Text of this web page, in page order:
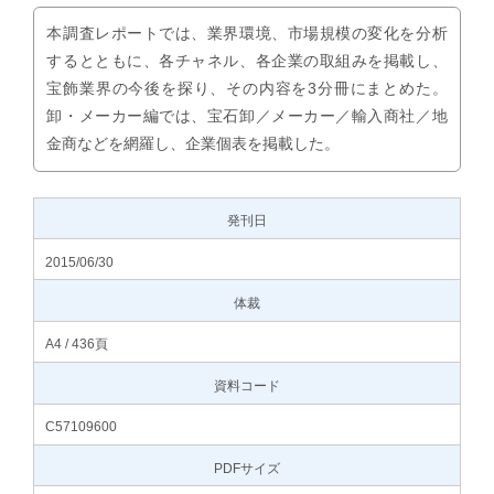
本調査レポートでは、業界環境、市場規模の変化を分析
するとともに、各チャネル、各企業の取組みを掲載し、
宝飾業界の今後を探り、その内容を3分冊にまとめた。
卸・メーカー編では、宝石卸／メーカー／輸入商社／地
金商などを網羅し、企業個表を掲載した。
発刊日
2015/06/30
体裁
A4 / 436頁
資料コード
C57109600
PDFサイズ